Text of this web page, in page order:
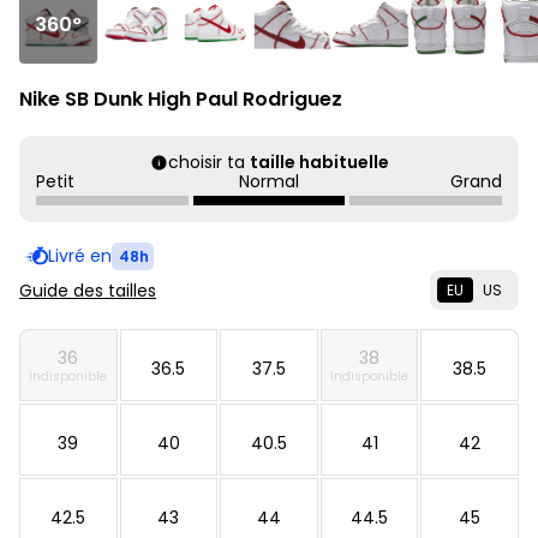
360°
Nike SB Dunk High Paul Rodriguez
choisir ta taille habituelle
Petit
Normal Grand
Livré en 48h
Guide des tailles EU US
36
Indisponible 36.5 37.5 38
Indisponible 38.5
39 40 40.5 41 42
42.5 43 44 44.5 45